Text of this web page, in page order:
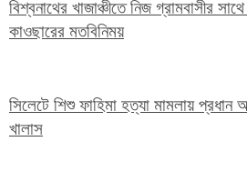
বিশ্বনাথের খাজাঞ্চীতে নিজ গ্রামবাসীর
কাওছারের মতবিনিময়
সিলেটে শিশু ফাহিমা হত্যা মামলায়
খালাস